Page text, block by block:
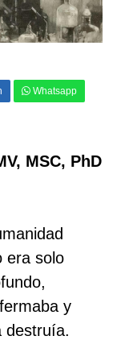
Whatsapp
MSC, PhD
era solo
y
destruía.